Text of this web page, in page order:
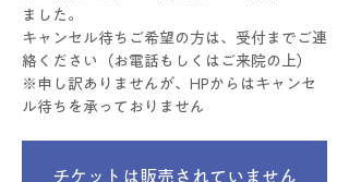
ました。
キャンセル待ちご希望の方は、受付までご連
絡ください（お電話もしくはご来院の上）
※申し訳ありませんが、HPからはキャンセ
ル待ちを承っておりません
チケットは販売されていません